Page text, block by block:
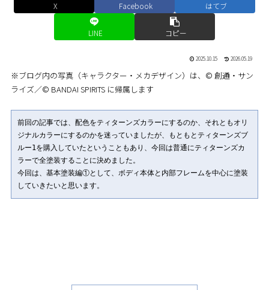
X Facebook はてブ
LINE コピー
2025.10.15 2026.05.19
※ブログ内の写真（キャラクター・メカデザイン）は、© 創通・サン
ライズ／© BANDAI SPIRITS に帰属します
前回の記事では、配色をティターンズカラーにするのか、それともオリ
ジナルカラーにするのかを迷っていましたが、もともとティターンズブ
ルー1を購入していたということもあり、今回は普通にティターンズカ
ラーで全塗装することに決めました。
今回は、基本塗装編①として、ボディ本体と内部フレームを中心に塗装
していきたいと思います。